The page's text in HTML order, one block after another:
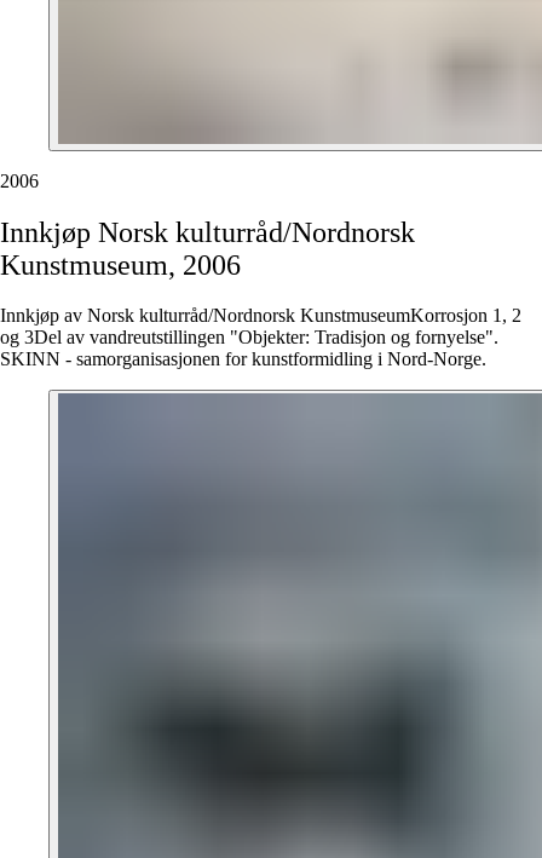
2006
Innkjøp Norsk kulturråd/Nordnorsk
Kunstmuseum, 2006
Innkjøp av Norsk kulturråd/Nordnorsk KunstmuseumKorrosjon 1, 2
og 3Del av vandreutstillingen "Objekter: Tradisjon og fornyelse".
SKINN - samorganisasjonen for kunstformidling i Nord-Norge.